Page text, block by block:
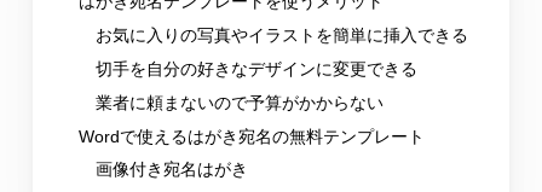
お気に入りの写真やイラストを簡単に挿入できる
切手を自分の好きなデザインに変更できる
業者に頼まないので予算がかからない
Wordで使えるはがき宛名の無料テンプレート
画像付き宛名はがき